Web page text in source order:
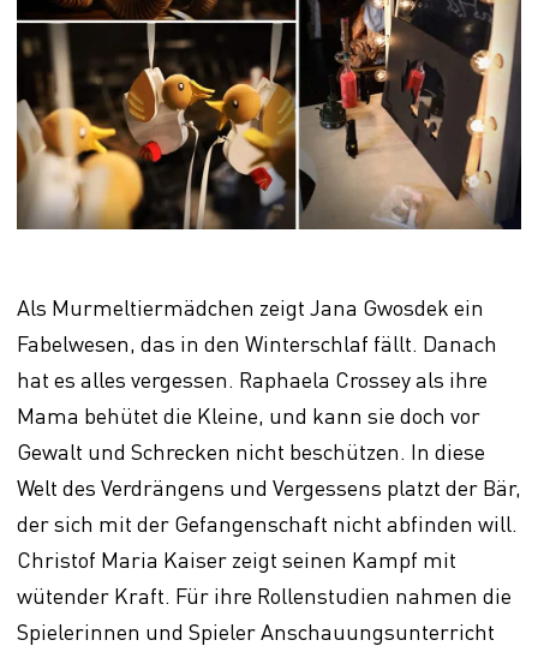
Als Murmeltiermädchen zeigt Jana Gwosdek ein
Fabelwesen, das in den Winterschlaf fällt. Danach
hat es alles vergessen. Raphaela Crossey als ihre
Mama behütet die Kleine, und kann sie doch vor
Gewalt und Schrecken nicht beschützen. In diese
Welt des Verdrängens und Vergessens platzt der Bär,
der sich mit der Gefangenschaft nicht abfinden will.
Christof Maria Kaiser zeigt seinen Kampf mit
wütender Kraft. Für ihre Rollenstudien nahmen die
Spielerinnen und Spieler Anschauungsunterricht